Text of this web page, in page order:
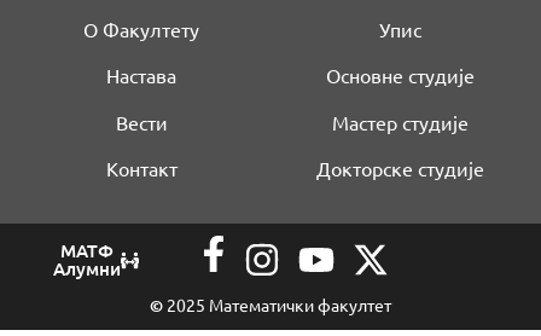
О Факултету
Настава
Вести
Контакт
Упис
Основне студије
Мастер студије
Докторске студије
МАТФ
Алумни
© 2025 Математички факултет